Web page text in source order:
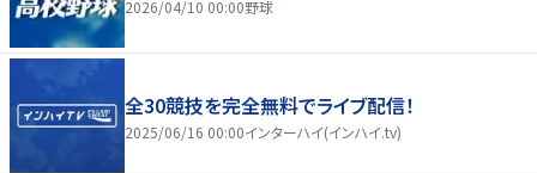
2026/04/10 00:00野球
全30競技を完全無料でライブ配信！
2025/06/16 00:00インターハイ(インハイ.tv)